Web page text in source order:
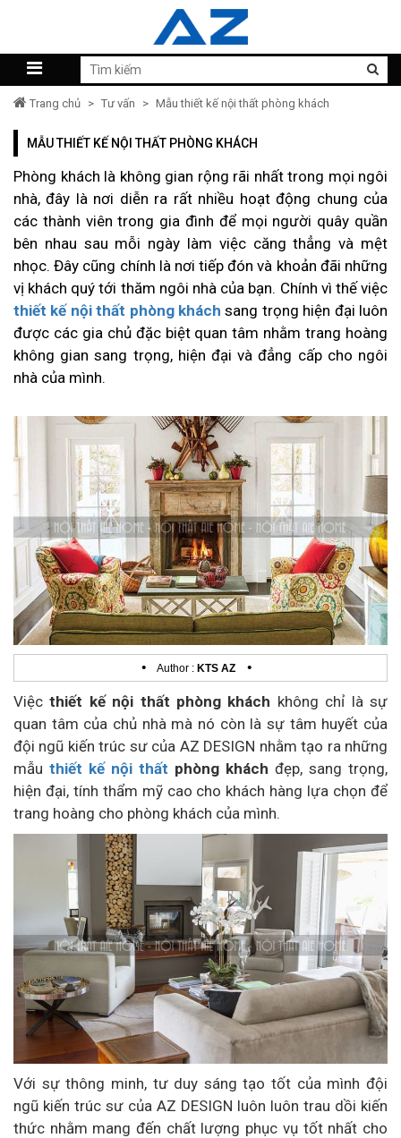
Trang chủ > Tư vấn > Mẫu thiết kế nội thất phòng khách
MẪU THIẾT KẾ NỘI THẤT PHÒNG KHÁCH
Phòng khách là không gian rộng rãi nhất trong mọi ngôi
nhà, đây là nơi diễn ra rất nhiều hoạt động chung của
các thành viên trong gia đình để mọi người quây quần
bên nhau sau mỗi ngày làm việc căng thẳng và mệt
nhọc. Đây cũng chính là nơi tiếp đón và khoản đãi những
vị khách quý tới thăm ngôi nhà của bạn. Chính vì thế việc
thiết kế nội thất phòng khách sang trọng hiện đại luôn
được các gia chủ đặc biệt quan tâm nhằm trang hoàng
không gian sang trọng, hiện đại và đẳng cấp cho ngôi
nhà của mình.
• Author : KTS AZ •
Việc thiết kế nội thất phòng khách không chỉ là sự
quan tâm của chủ nhà mà nó còn là sự tâm huyết của
đội ngũ kiến trúc sư của AZ DESIGN nhằm tạo ra những
mẫu thiết kế nội thất phòng khách đẹp, sang trọng,
hiện đại, tính thẩm mỹ cao cho khách hàng lựa chọn để
trang hoàng cho phòng khách của mình.
Với sự thông minh, tư duy sáng tạo tốt của mình đội
ngũ kiến trúc sư của AZ DESIGN luôn luôn trau dồi kiến
thức nhằm mang đến chất lượng phục vụ tốt nhất cho